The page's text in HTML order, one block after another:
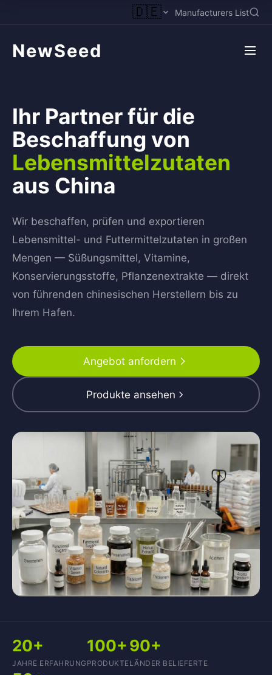
🇩🇪 Manufacturers List
NewSeed
Ihr Partner für die
Beschaffung von
Lebensmittelzutaten
aus China
Wir beschaffen, prüfen und exportieren
Lebensmittel- und Futtermittelzutaten in großen
Mengen — Süßungsmittel, Vitamine,
Konservierungsstoffe, Pflanzenextrakte — direkt
von führenden chinesischen Herstellern bis zu
Ihrem Hafen.
Angebot anfordern
Produkte ansehen
20+
JAHRE ERFAHRUNG
100+
PRODUKTE
90+
LÄNDER BELIEFERTE